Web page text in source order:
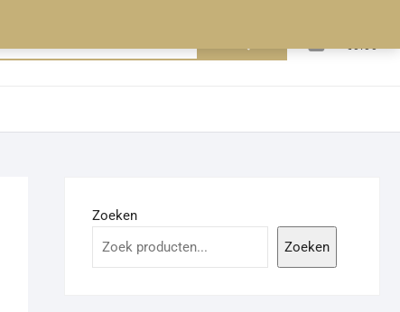
€0.00
Zoeken
Zoeken